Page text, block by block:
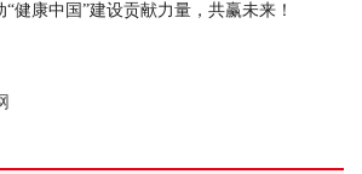
健康中国”建设贡献力量，共赢未来！